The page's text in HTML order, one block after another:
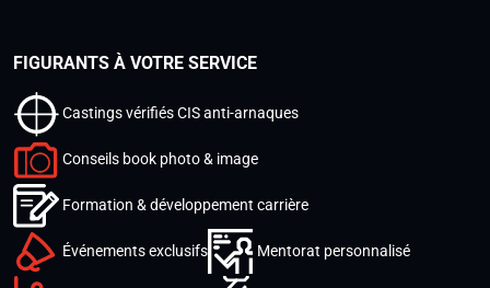
FIGURANTS À VOTRE SERVICE
Castings vérifiés CIS anti-arnaques
Conseils book photo & image
Formation & développement carrière
Événements exclusifs Mentorat personnalisé